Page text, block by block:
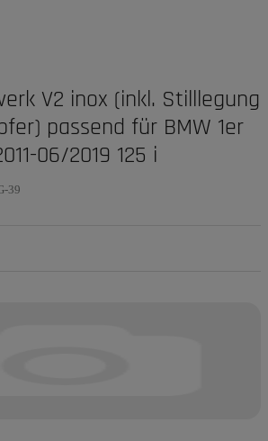
V2 inox (inkl. Stilllegung
passend für BMW 1er
06/2019 125 i
39